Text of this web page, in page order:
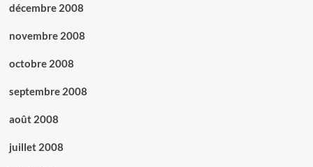
décembre 2008
novembre 2008
octobre 2008
septembre 2008
août 2008
juillet 2008